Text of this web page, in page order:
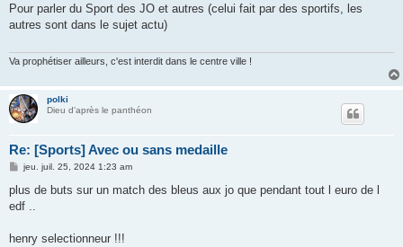
s
a
Pour parler du Sport des JO et autres (celui fait par des sportifs, les
autres sont dans le sujet actu)
Va prophétiser ailleurs, c'est interdit dans le centre ville !
polki
Dieu d'après le panthéon
Re: [Sports] Avec ou sans medaille
M
s
a
jeu. juil. 25, 2024 1:23 am
plus de buts sur un match des bleus aux jo que pendant tout l euro de l
edf ..
henry selectionneur !!!